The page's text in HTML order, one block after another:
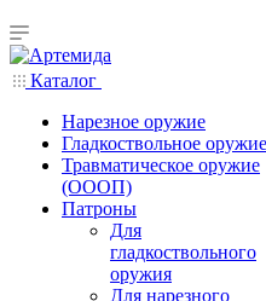
Каталог
Нарезное оружие
Гладкоствольное оружие
Травматическое оружие
(ОООП)
Патроны
Для
гладкоствольного
оружия
Для нарезного